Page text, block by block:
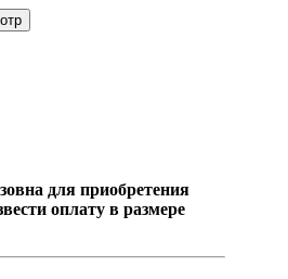
для приобретения
оплату в размере